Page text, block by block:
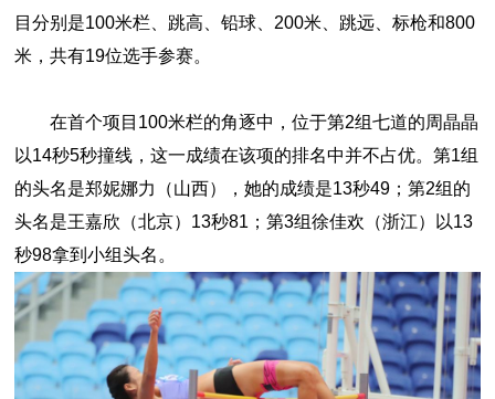
目分别是100米栏、跳高、铅球、200米、跳远、标枪和800
米，共有19位选手参赛。
在首个项目100米栏的角逐中，位于第2组七道的周晶晶
以14秒5秒撞线，这一成绩在该项的排名中并不占优。第1组
的头名是郑妮娜力（山西），她的成绩是13秒49；第2组的
头名是王嘉欣（北京）13秒81；第3组徐佳欢（浙江）以13
秒98拿到小组头名。